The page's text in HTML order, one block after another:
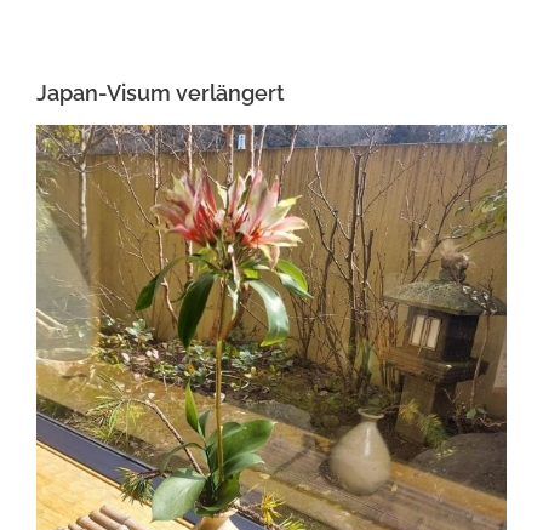
Japan-Visum verlängert